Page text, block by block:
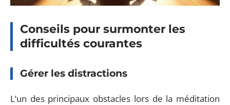
Conseils pour surmonter les
difficultés courantes
Gérer les distractions
L’un des principaux obstacles lors de la méditation